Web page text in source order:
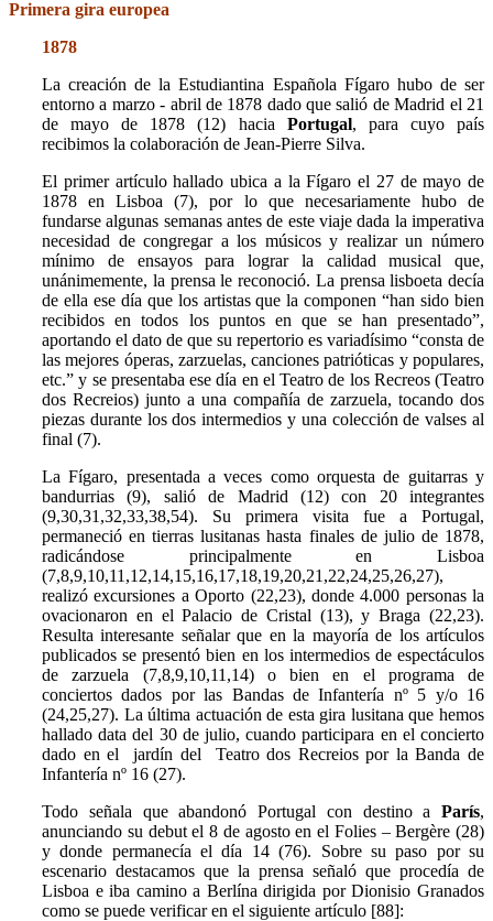
Primera gira europea
1878
La creación de la Estudiantina Española Fígaro hubo de ser
entorno a marzo - abril de 1878 dado que salió de Madrid el 21
de mayo de 1878 (12) hacia Portugal, para cuyo país
recibimos la colaboración de Jean-Pierre Silva.
El primer artículo hallado ubica a la Fígaro el 27 de mayo de
1878 en Lisboa (7), por lo que necesariamente hubo de
fundarse algunas semanas antes de este viaje dada la imperativa
necesidad de congregar a los músicos y realizar un número
mínimo de ensayos para lograr la calidad musical que,
unánimemente, la prensa le reconoció. La prensa lisboeta decía
de ella ese día que los artistas que la componen “han sido bien
recibidos en todos los puntos en que se han presentado”,
aportando el dato de que su repertorio es variadísimo “consta de
las mejores óperas, zarzuelas, canciones patrióticas y populares,
etc.” y se presentaba ese día en el Teatro de los Recreos (Teatro
dos Recreios) junto a una compañía de zarzuela, tocando dos
piezas durante los dos intermedios y una colección de valses al
final (7).
La Fígaro, presentada a veces como orquesta de guitarras y
bandurrias (9), salió de Madrid (12) con 20 integrantes
(9,30,31,32,33,38,54). Su primera visita fue a Portugal,
permaneció en tierras lusitanas hasta finales de julio de 1878,
radicándose principalmente en Lisboa
(7,8,9,10,11,12,14,15,16,17,18,19,20,21,22,24,25,26,27),
realizó excursiones a Oporto (22,23), donde 4.000 personas la
ovacionaron en el Palacio de Cristal (13), y Braga (22,23).
Resulta interesante señalar que en la mayoría de los artículos
publicados se presentó bien en los intermedios de espectáculos
de zarzuela (7,8,9,10,11,14) o bien en el programa de
conciertos dados por las Bandas de Infantería nº 5 y/o 16
(24,25,27). La última actuación de esta gira lusitana que hemos
hallado data del 30 de julio, cuando participara en el concierto
dado en el jardín del Teatro dos Recreios por la Banda de
Infantería nº 16 (27).
Todo señala que abandonó Portugal con destino a París,
anunciando su debut el 8 de agosto en el Folies – Bergère (28)
y donde permanecía el día 14 (76). Sobre su paso por su
escenario destacamos que la prensa señaló que procedía de
Lisboa e iba camino a Berlína dirigida por Dionisio Granados
como se puede verificar en el siguiente artículo [88]: